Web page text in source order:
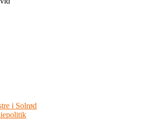
i Solrød